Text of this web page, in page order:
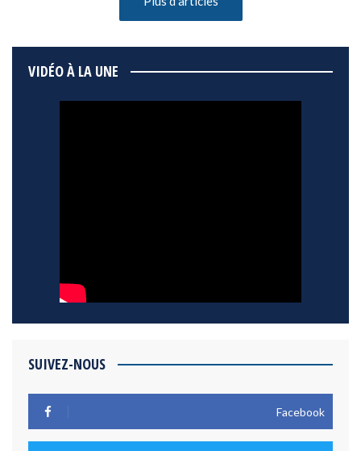
VIDÉO À LA UNE
SUIVEZ-NOUS
Facebook